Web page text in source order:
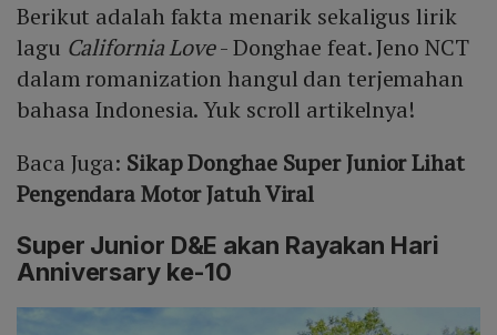
Berikut adalah fakta menarik sekaligus lirik
lagu California Love- Donghae feat. Jeno NCT
dalam romanization hangul dan terjemahan
bahasa Indonesia. Yuk scroll artikelnya!
Baca Juga: Sikap Donghae Super Junior Lihat
Pengendara Motor Jatuh Viral
Super Junior D&E akan Rayakan Hari
Anniversary ke-10